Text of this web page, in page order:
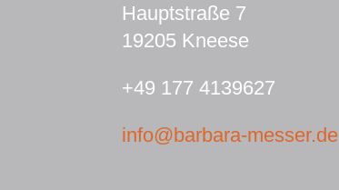
Hauptstraße 7
19205 Kneese
+49 177 4139627
info@barbara-messer.de